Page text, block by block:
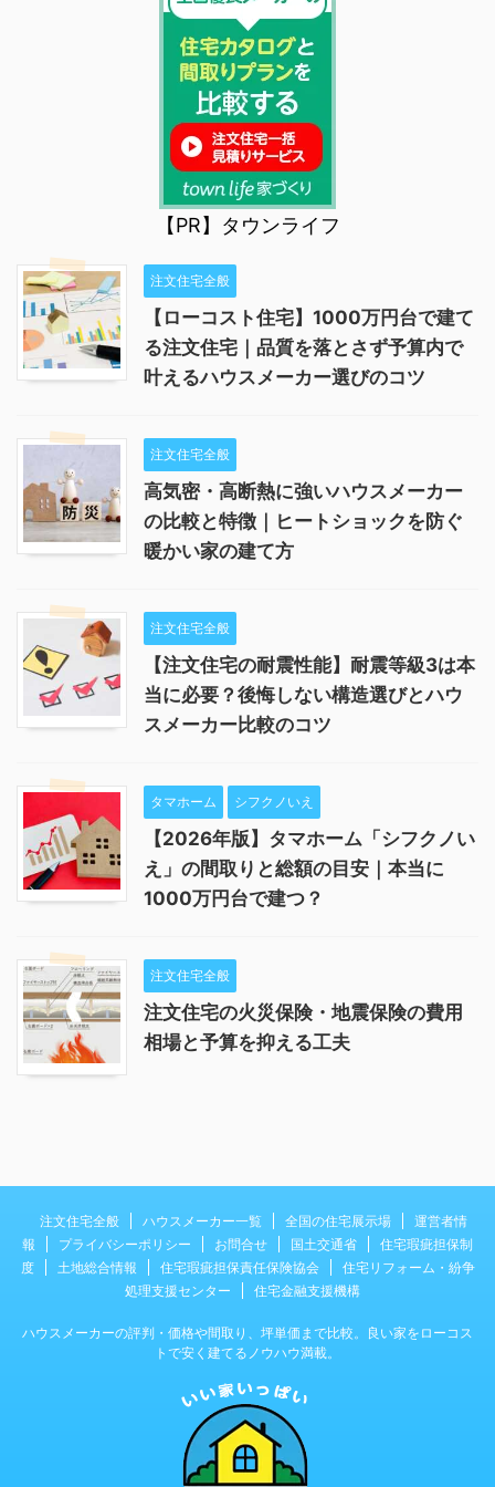
【PR】タウンライフ
注文住宅全般
【ローコスト住宅】1000万円台で建て
る注文住宅｜品質を落とさず予算内で
叶えるハウスメーカー選びのコツ
注文住宅全般
高気密・高断熱に強いハウスメーカー
の比較と特徴｜ヒートショックを防ぐ
暖かい家の建て方
注文住宅全般
【注文住宅の耐震性能】耐震等級3は本
当に必要？後悔しない構造選びとハウ
スメーカー比較のコツ
タマホーム シフクノいえ
【2026年版】タマホーム「シフクノい
え」の間取りと総額の目安｜本当に
1000万円台で建つ？
注文住宅全般
注文住宅の火災保険・地震保険の費用
相場と予算を抑える工夫
注文住宅全般 ハウスメーカー一覧 全国の住宅展示場
運営者情
報
プライバシーポリシー お問合せ 国土交通省
住宅瑕疵担保制
度
土地総合情報 住宅瑕疵担保責任保険協会
住宅リフォーム・紛争
処理支援センター
住宅金融支援機構
ハウスメーカーの評判・価格や間取り、坪単価まで比較。良い家をローコス
トで安く建てるノウハウ満載。